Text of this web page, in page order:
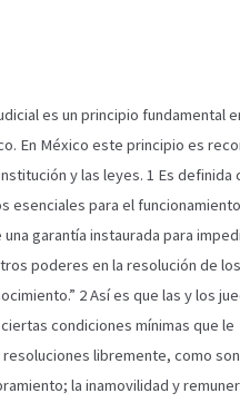
es un principio fundamental
En México este principio es
y las leyes. 1 Es definida
esenciales para el
garantía instaurada para
poderes en la resolución de
2 Así es que las y los
condiciones mínimas que le
libremente, como
la inamovilidad y